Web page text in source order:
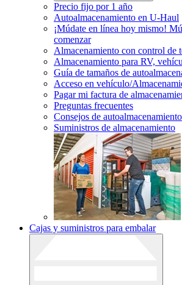
Precio fijo por 1 año
Autoalmacenamiento en U-Haul
¡Múdate en línea hoy mismo!
comenzar
Almacenamiento con control de
Almacenamiento para RV,
Guía de tamaños de
Acceso en vehículo/
Pagar mi factura de
Preguntas frecuentes
Consejos de autoalmacenamiento
Suministros de almacenamiento
Cajas y suministros para embalar